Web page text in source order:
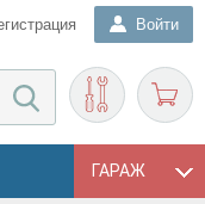
Войти
ГАРАЖ